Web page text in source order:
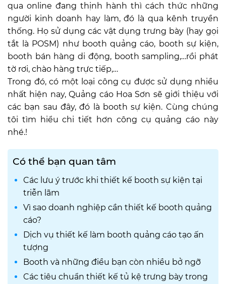
qua online đang thịnh hành thì cách thức những
người kinh doanh hay làm, đó là qua kênh truyền
thống. Họ sử dụng các vật dụng trưng bày (hay gọi
tắt là POSM) như booth quảng cáo, booth sự kiện,
booth bán hàng di động, booth sampling,…rồi phát
tờ rơi, chào hàng trực tiếp,…
Trong đó, có một loại công cụ được sử dụng nhiều
nhất hiện nay, Quảng cáo Hoa Sơn sẽ giới thiệu với
các bạn sau đây, đó là booth sự kiện. Cùng chúng
tôi tìm hiểu chi tiết hơn công cụ quảng cáo này
nhé.!
Có thể bạn quan tâm
Các lưu ý trước khi thiết kế booth sự kiện tại
triễn lãm
Vì sao doanh nghiệp cần thiết kế booth quảng
cáo?
Dịch vụ thiết kế làm booth quảng cáo tạo ấn
tượng
Booth và những điều bạn còn nhiều bở ngỡ
Các tiêu chuẩn thiết kế tủ kệ trưng bày trong